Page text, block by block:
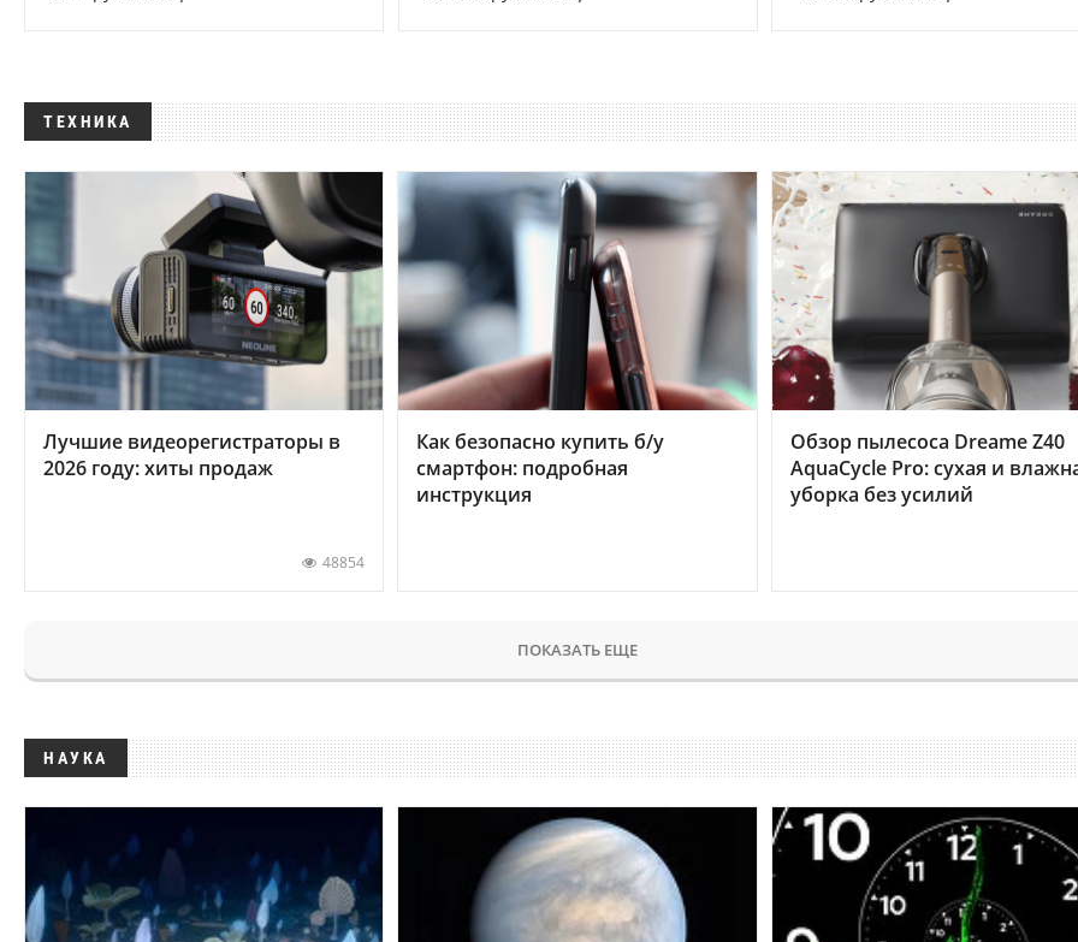
ТЕХНИКА
Лучшие видеорегистраторы в
2026 году: хиты продаж
48854
Как безопасно купить б/у
смартфон: подробная
инструкция
Обзор пылесоса Dreame Z40
AquaCycle Pro: сухая и
уборка без усилий
ПОКАЗАТЬ ЕЩЕ
НАУКА